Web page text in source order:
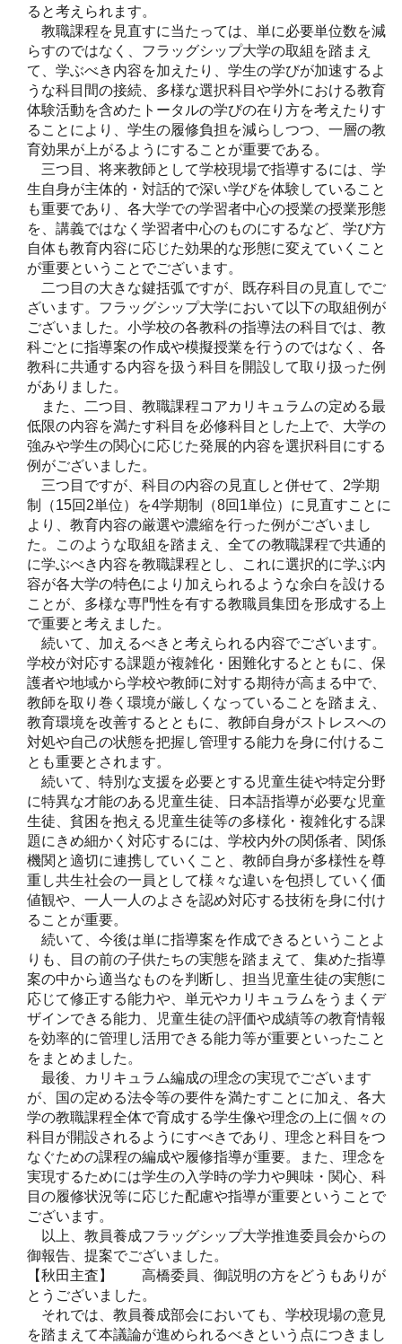
ると考えられます。
教職課程を見直すに当たっては、単に必要単位数を減
らすのではなく、フラッグシップ大学の取組を踏まえ
て、学ぶべき内容を加えたり、学生の学びが加速するよ
うな科目間の接続、多様な選択科目や学外における教育
体験活動を含めたトータルの学びの在り方を考えたりす
ることにより、学生の履修負担を減らしつつ、一層の教
育効果が上がるようにすることが重要である。
三つ目、将来教師として学校現場で指導するには、学
生自身が主体的・対話的で深い学びを体験していること
も重要であり、各大学での学習者中心の授業の授業形態
を、講義ではなく学習者中心のものにするなど、学び方
自体も教育内容に応じた効果的な形態に変えていくこと
が重要ということでございます。
二つ目の大きな鍵括弧ですが、既存科目の見直しでご
ざいます。フラッグシップ大学において以下の取組例が
ございました。小学校の各教科の指導法の科目では、教
科ごとに指導案の作成や模擬授業を行うのではなく、各
教科に共通する内容を扱う科目を開設して取り扱った例
がありました。
また、二つ目、教職課程コアカリキュラムの定める最
低限の内容を満たす科目を必修科目とした上で、大学の
強みや学生の関心に応じた発展的内容を選択科目にする
例がございました。
三つ目ですが、科目の内容の見直しと併せて、2学期
制（15回2単位）を4学期制（8回1単位）に見直すことに
より、教育内容の厳選や濃縮を行った例がございまし
た。このような取組を踏まえ、全ての教職課程で共通的
に学ぶべき内容を教職課程とし、これに選択的に学ぶ内
容が各大学の特色により加えられるような余白を設ける
ことが、多様な専門性を有する教職員集団を形成する上
で重要と考えました。
続いて、加えるべきと考えられる内容でございます。
学校が対応する課題が複雑化・困難化するとともに、保
護者や地域から学校や教師に対する期待が高まる中で、
教師を取り巻く環境が厳しくなっていることを踏まえ、
教育環境を改善するとともに、教師自身がストレスへの
対処や自己の状態を把握し管理する能力を身に付けるこ
とも重要とされます。
続いて、特別な支援を必要とする児童生徒や特定分野
に特異な才能のある児童生徒、日本語指導が必要な児童
生徒、貧困を抱える児童生徒等の多様化・複雑化する課
題にきめ細かく対応するには、学校内外の関係者、関係
機関と適切に連携していくこと、教師自身が多様性を尊
重し共生社会の一員として様々な違いを包摂していく価
値観や、一人一人のよさを認め対応する技術を身に付け
ることが重要。
続いて、今後は単に指導案を作成できるということよ
りも、目の前の子供たちの実態を踏まえて、集めた指導
案の中から適当なものを判断し、担当児童生徒の実態に
応じて修正する能力や、単元やカリキュラムをうまくデ
ザインできる能力、児童生徒の評価や成績等の教育情報
を効率的に管理し活用できる能力等が重要といったこと
をまとめました。
最後、カリキュラム編成の理念の実現でございます
が、国の定める法令等の要件を満たすことに加え、各大
学の教職課程全体で育成する学生像や理念の上に個々の
科目が開設されるようにすべきであり、理念と科目をつ
なぐための課程の編成や履修指導が重要。また、理念を
実現するためには学生の入学時の学力や興味・関心、科
目の履修状況等に応じた配慮や指導が重要ということで
ございます。
以上、教員養成フラッグシップ大学推進委員会からの
御報告、提案でございました。
【秋田主査】 高橋委員、御説明の方をどうもありが
とうございました。
それでは、教員養成部会においても、学校現場の意見
を踏まえて本議論が進められるべきという点につきまし